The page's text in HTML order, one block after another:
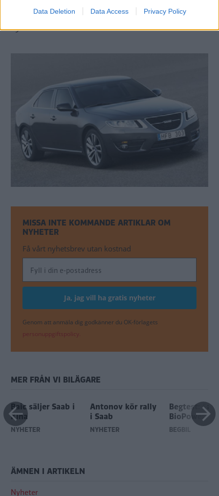
Data Deletion Data Access Privacy Policy
Diskutera:Vad har du för förväntningar om
nya Saab 9-5?
MISSA INTE KOMMANDE ARTIKLAR OM
NYHETER
Få vårt nyhetsbrev utan kostnad
Genom att anmäla dig godkänner du OK-förlagets
personuppgiftspolicy.
MER FRÅN VI BILÄGARE
Baic säljer Saab i
Kina
NYHETER
Antonov kör rally
i Saab
NYHETER
Begtest:
BioPower
BEGBIL
ÄMNEN I ARTIKELN
Nyheter